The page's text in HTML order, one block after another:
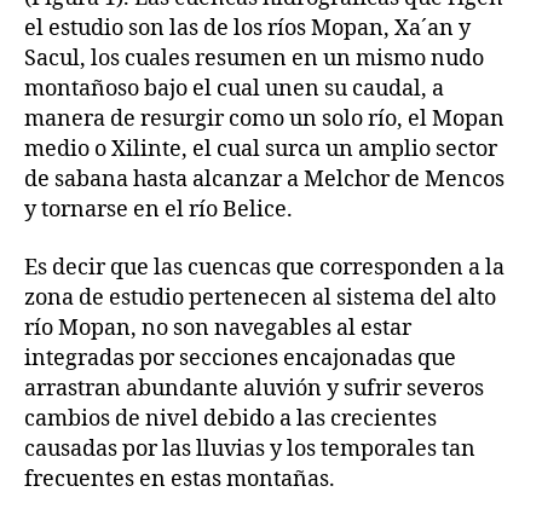
el estudio son las de los ríos Mopan, Xa´an y
Sacul, los cuales resumen en un mismo nudo
montañoso bajo el cual unen su caudal, a
manera de resurgir como un solo río, el Mopan
medio o Xilinte, el cual surca un amplio sector
de sabana hasta alcanzar a Melchor de Mencos
y tornarse en el río Belice.
Es decir que las cuencas que corresponden a la
zona de estudio pertenecen al sistema del alto
río Mopan, no son navegables al estar
integradas por secciones encajonadas que
arrastran abundante aluvión y sufrir severos
cambios de nivel debido a las crecientes
causadas por las lluvias y los temporales tan
frecuentes en estas montañas.